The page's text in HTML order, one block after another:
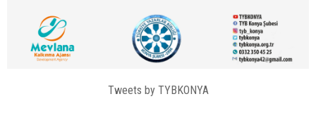
Tweets by TYBKONYA